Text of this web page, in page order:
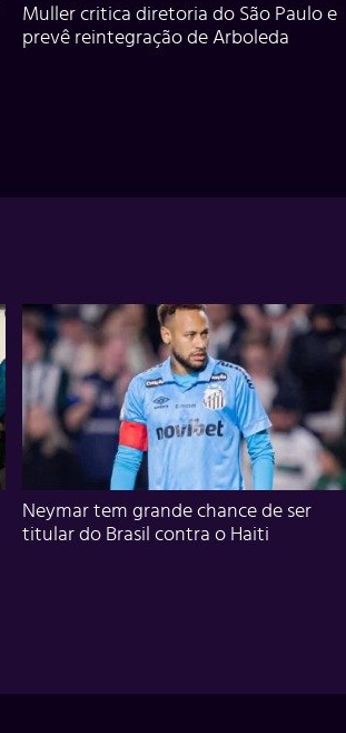
Muller critica diretoria do São Paulo e
prevê reintegração de Arboleda
Neymar tem grande chance de ser
titular do Brasil contra o Haiti